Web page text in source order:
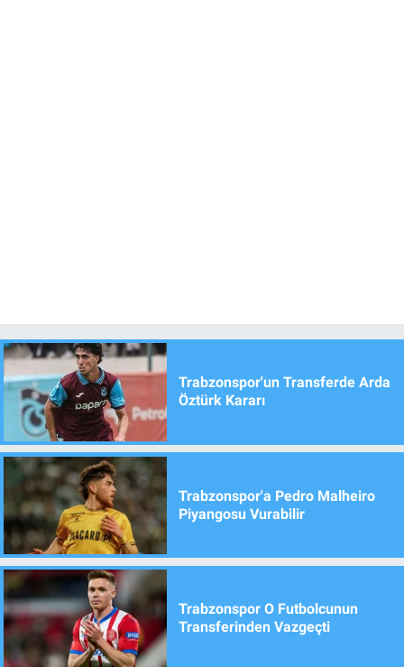
Trabzonspor'un Transferde Arda
Öztürk Kararı
Trabzonspor'a Pedro Malheiro
Piyangosu Vurabilir
Trabzonspor O Futbolcunun
Transferinden Vazgeçti